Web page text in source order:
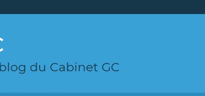
du Cabinet GC